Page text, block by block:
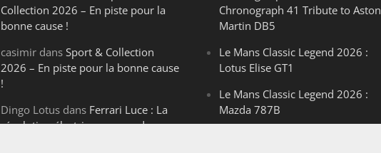
Collection 2026 – En piste pour la
bonne cause !
casimir dansSport & Collection
2026 – En piste pour la bonne cause
!
Dingo Lotus dans Ferrari Luce : La
révolution électrique venue de
Chronograph 41 Tribute to Aston
Martin DB5
Le Mans Classic Legend 2026 :
Lotus Elise GT1
Le Mans Classic Legend 2026 :
Mazda 787B